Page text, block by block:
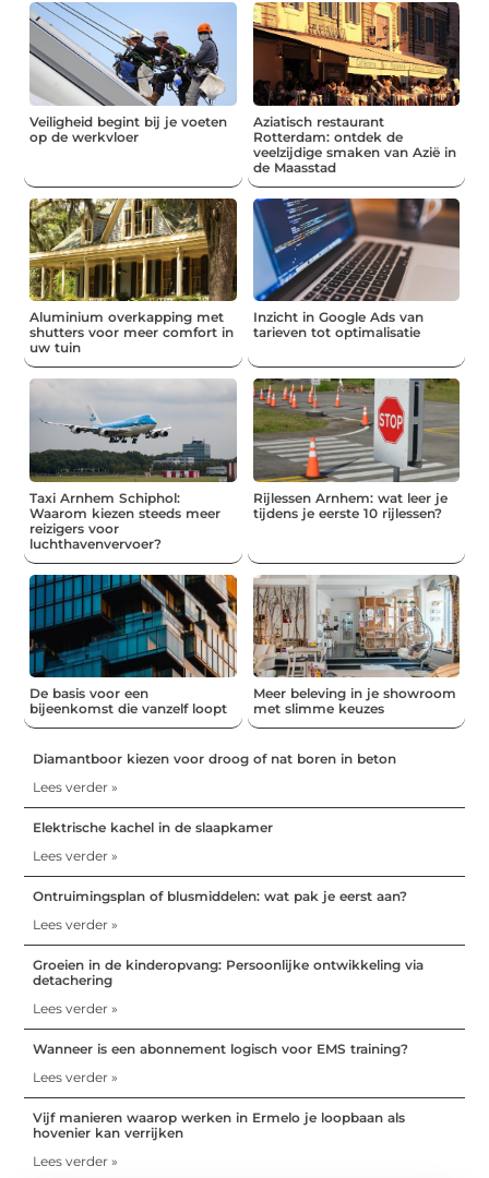
Veiligheid begint bij je voeten
op de werkvloer
Aziatisch restaurant
Rotterdam: ontdek de
veelzijdige smaken van Azië in
de Maasstad
Aluminium overkapping met
shutters voor meer comfort in
uw tuin
Inzicht in Google Ads van
tarieven tot optimalisatie
Taxi Arnhem Schiphol:
Waarom kiezen steeds meer
reizigers voor
luchthavenvervoer?
Rijlessen Arnhem: wat leer je
tijdens je eerste 10 rijlessen?
De basis voor een
bijeenkomst die vanzelf loopt
Meer beleving in je showroom
met slimme keuzes
Diamantboor kiezen voor droog of nat boren in beton
Lees verder »
Elektrische kachel in de slaapkamer
Lees verder »
Ontruimingsplan of blusmiddelen: wat pak je eerst aan?
Lees verder »
Groeien in de kinderopvang: Persoonlijke ontwikkeling via
detachering
Lees verder »
Wanneer is een abonnement logisch voor EMS training?
Lees verder »
Vijf manieren waarop werken in Ermelo je loopbaan als
hovenier kan verrijken
Lees verder »